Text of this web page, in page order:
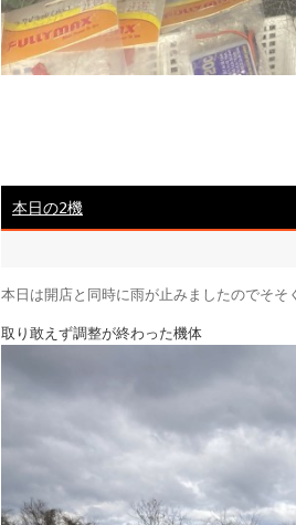
本日の2機
本日は開店と同時に雨が止みましたのでそそ
取り敢えず調整が終わった機体